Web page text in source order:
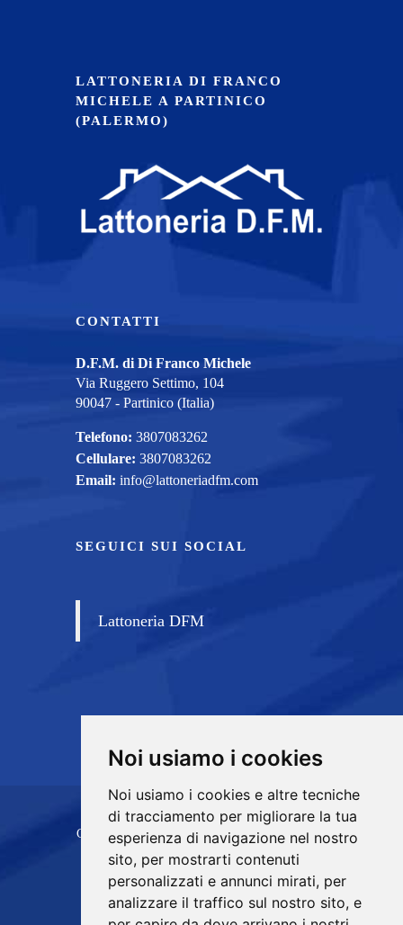
Noi usiamo i cookies
Noi usiamo i cookies e altre tecniche
di tracciamento per migliorare la tua
esperienza di navigazione nel nostro
sito, per mostrarti contenuti
personalizzati e annunci mirati, per
analizzare il traffico sul nostro sito, e
LATTONERIA DI FRANCO
MICHELE A PARTINICO
(PALERMO)
CONTATTI
D.F.M. di Di Franco Michele
Via Ruggero Settimo, 104
90047 - Partinico (Italia)
Telefono: 3807083262
Cellulare: 3807083262
Email: info@lattoneriadfm.com
SEGUICI SUI SOCIAL
Lattoneria DFM
Copyrights © 2026 D.F.M. di Di Franco Michele
Tutti i diritti riservati.
Partita Iva: 05493290828 /
Privacy e Cookie Policy